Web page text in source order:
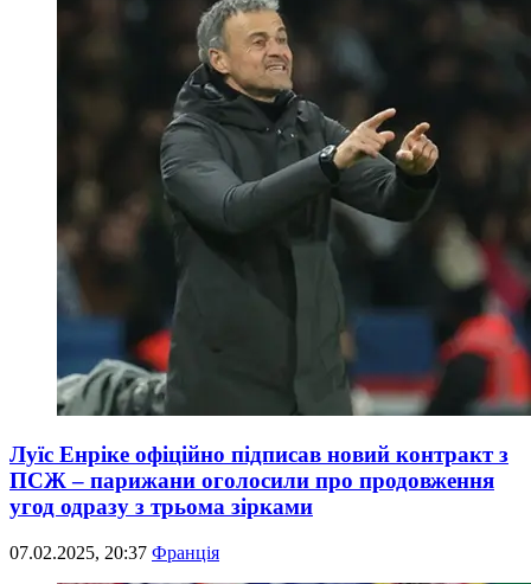
Луїс Енріке офіційно підписав новий контракт з
ПСЖ – парижани оголосили про продовження
угод одразу з трьома зірками
07.02.2025, 20:37 Франція